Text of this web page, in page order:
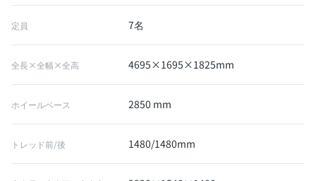
定員 7名
全長×全幅×全高 4695×1695×1825mm
ホイールベース 2850 mm
トレッド前/後 1480/1480mm